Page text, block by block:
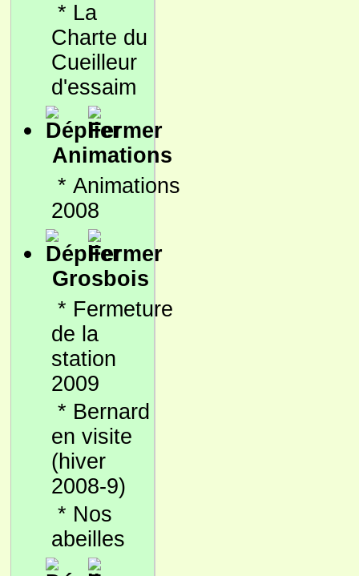
* La
Charte du
Cueilleur
d'essaim
Animations
* Animations
2008
Grosbois
* Fermeture
de la
station
2009
* Bernard
en visite
(hiver
2008-9)
* Nos
abeilles